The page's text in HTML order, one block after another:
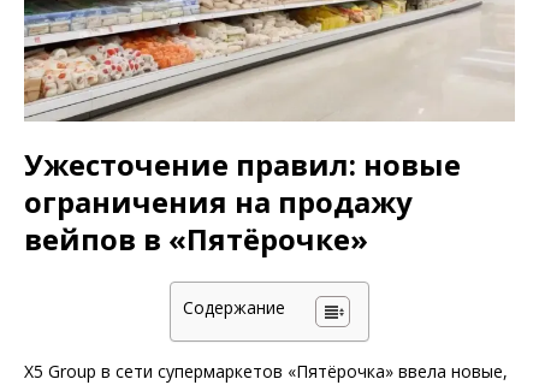
Ужесточение правил: новые
ограничения на продажу
вейпов в «Пятёрочке»
Содержание
X5 Group в сети супермаркетов «Пятёрочка» ввела новые,